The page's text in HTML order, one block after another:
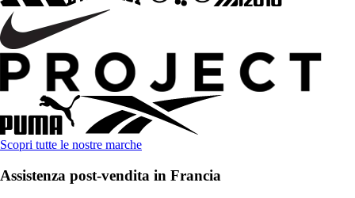
Scopri tutte le nostre marche
Assistenza post-vendita in Francia